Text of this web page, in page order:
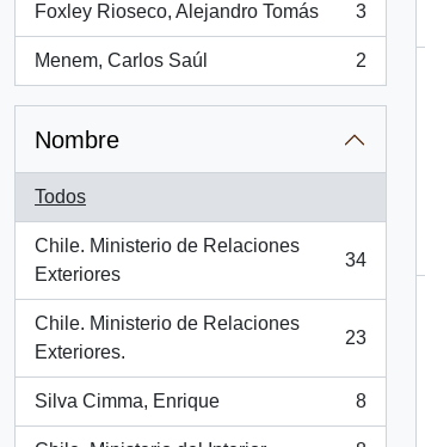
Foxley Rioseco, Alejandro Tomás
, 3 resultados
3
Menem, Carlos Saúl
, 2 resultados
2
Nombre
Todos
Chile. Ministerio de Relaciones
Exteriores
, 34 resultados
34
Chile. Ministerio de Relaciones
Exteriores.
, 23 resultados
23
Silva Cimma, Enrique
, 8 resultados
8